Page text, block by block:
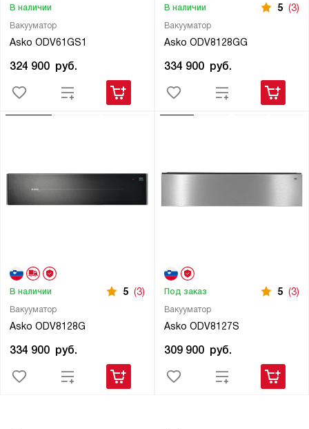
Вакууматор
Asko ODV61GS1
В наличии
324 900 руб.
Вакууматор
Asko ODV8128GG
В наличии 5 (3)
334 900 руб.
Вакууматор
Asko ODV8128G
В наличии 5 (3)
334 900 руб.
Вакууматор
Asko ODV8127S
Под заказ 5 (3)
309 900 руб.